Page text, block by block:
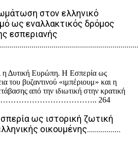
στον ελληνικό
ως εναλλακτικός δρόμος
εσπεριανής
η Δυτική Ευρώπη. Η Εσπερία ως
του βυζαντινού «ιμπέριουμ» και η
από την ιδιωτική στην κρατική
264
ως ιστορική ζωτική
οικουμένης……………..